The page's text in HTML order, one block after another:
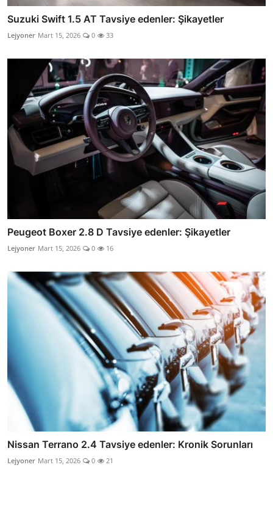
Suzuki Swift 1.5 AT Tavsiye edenler: Şikayetler
Lejyoner Mart 15, 2026 0 33
Peugeot Boxer 2.8 D Tavsiye edenler: Şikayetler
Lejyoner Mart 15, 2026 0 16
Nissan Terrano 2.4 Tavsiye edenler: Kronik Sorunları
Lejyoner Mart 15, 2026 0 21